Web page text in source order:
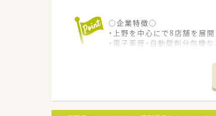
○企業特徴○
・上野を中心にで8店舗を展
・電子薬歴・自動錠剤分包機
・研修制度や資格取得制度
・代表自身も薬剤師で、現在
・経験を生かして高収入を得
・駅近の都心の調剤薬局へ通